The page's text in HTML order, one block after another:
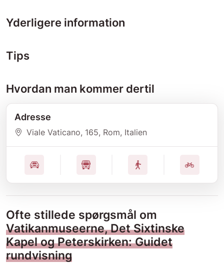
Yderligere information
Tips
Hvordan man kommer dertil
Adresse
Viale Vaticano, 165, Rom, Italien
Ofte stillede spørgsmål om
Vatikanmuseerne, Det Sixtinske
Kapel og Peterskirken: Guidet
rundvisning